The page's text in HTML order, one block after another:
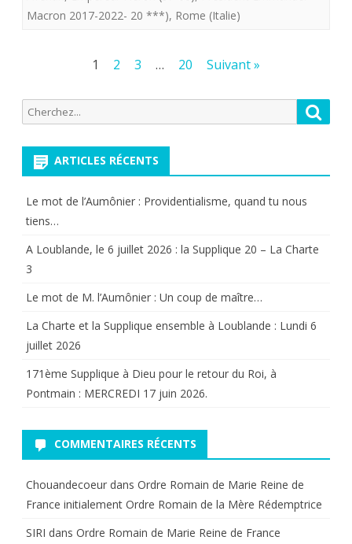
mais
moeurs.
Macron 2017-2022- 20 ***), Rome (Italie)
publications
1 2 3 … 20 Suivant »
Recherche
pour:
ARTICLES RÉCENTS
Le mot de l’Aumônier : Providentialisme, quand tu nous
tiens…
A Loublande, le 6 juillet 2026 : la Supplique 20 – La Charte
3
Le mot de M. l’Aumônier : Un coup de maître…
La Charte et la Supplique ensemble à Loublande : Lundi 6
juillet 2026
171ème Supplique à Dieu pour le retour du Roi, à
Pontmain : MERCREDI 17 juin 2026.
COMMENTAIRES RÉCENTS
Chouandecoeur dans Ordre Romain de Marie Reine de
France initialement Ordre Romain de la Mère Rédemptrice
SIRI dans Ordre Romain de Marie Reine de France